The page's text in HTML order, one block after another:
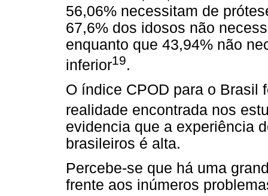
56,06% necessitam de
67,6% dos idosos não
enquanto que 43,94% não
inferior19.
O índice CPOD para o Brasil
realidade encontrada nos
evidencia que a experiência
brasileiros é alta.
Percebe-se que há uma
frente aos inúmeros